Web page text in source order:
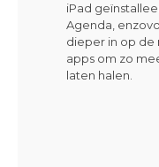
iPad
Agenda,
dieper in op de
apps om zo
laten halen.